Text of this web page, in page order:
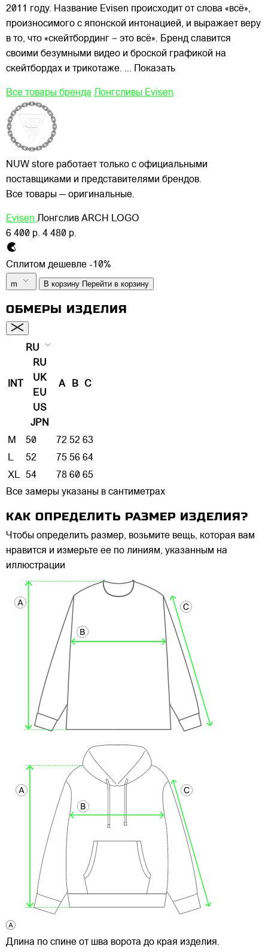
2011 году. Название Evisen происходит от слова «всё»,
произносимого с японской интонацией, и выражает веру
в то, что «скейтбординг – это всё». Бренд славится
своими безумными видео и броской графикой на
скейтбордах и трикотаже. ... Показать
Все товары бренда Лонгсливы Evisen
NUW store работает только с официальными
поставщиками и представителями брендов.
Все товары — оригинальные.
Evisen Лонгслив ARCH LOGO
6 400 р. 4 480 р.
Сплитом дешевле -10%
m В корзину Перейти в корзину
ОБМЕРЫ ИЗДЕЛИЯ
INT
RU
RU
UK
EU
US
JPN
A B C
M 50 72 52 63
L
52 75 56 64
XL 54 78 60 65
Все замеры указаны в сантиметрах
КАК ОПРЕДЕЛИТЬ РАЗМЕР ИЗДЕЛИЯ?
Чтобы определить размер, возьмите вещь, которая вам
нравится и измерьте ее по линиям, указанным на
иллюстрации
Длина по спине от шва ворота до края изделия.